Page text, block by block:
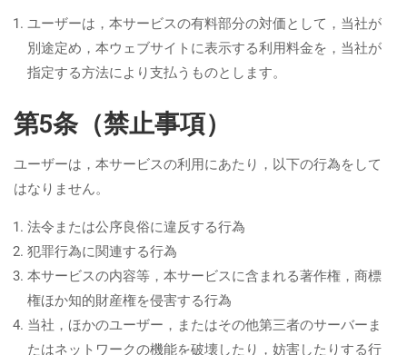
ユーザーは，本サービスの有料部分の対価として，当社が
別途定め，本ウェブサイトに表示する利用料金を，当社が
指定する方法により支払うものとします。
第5条（禁止事項）
ユーザーは，本サービスの利用にあたり，以下の行為をして
はなりません。
法令または公序良俗に違反する行為
犯罪行為に関連する行為
本サービスの内容等，本サービスに含まれる著作権，商標
権ほか知的財産権を侵害する行為
当社，ほかのユーザー，またはその他第三者のサーバーま
たはネットワークの機能を破壊したり，妨害したりする行